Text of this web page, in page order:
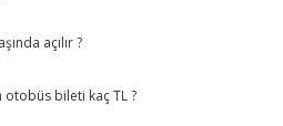
açılır ?
otobüs bileti kaç TL ?